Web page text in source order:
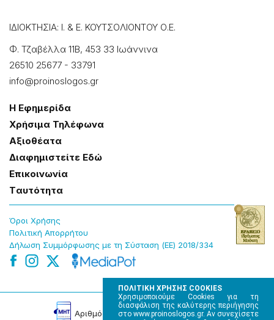
ΠΟΛΙΤΙΚΗ ΧΡΗΣΗΣ COOKIES
Χρησιμοποιούμε Cookies για τη
διασφάλιση της καλύτερης περιήγησης
στο www.proinoslogos.gr. Αν συνεχίσετε
ΙΔΙΟΚΤΗΣΙΑ: Ι. & Ε. ΚΟΥΤΣΟΛΙΟΝΤΟΥ Ο.Ε.
Φ. Τζαβέλλα 11Β, 453 33 Ιωάννɩνα
26510 25677 - 33791
info@proinoslogos.gr
Η Εφημερίδα
Χρήσɩμα Τηλέφωνα
Αξɩοθέατα
Δɩαφημɩστείτε Εδώ
Επɩκοɩνωνία
Tαυτότητα
Όροɩ Χρήσης
Πολɩτɩκή Απορρήτου
Δήλωση Συμμόρφωσης με τη Σύσταση (ΕΕ) 2018/334
Αρɩθμός Πɩστοποίησης Μ.Η.Τ. 220242